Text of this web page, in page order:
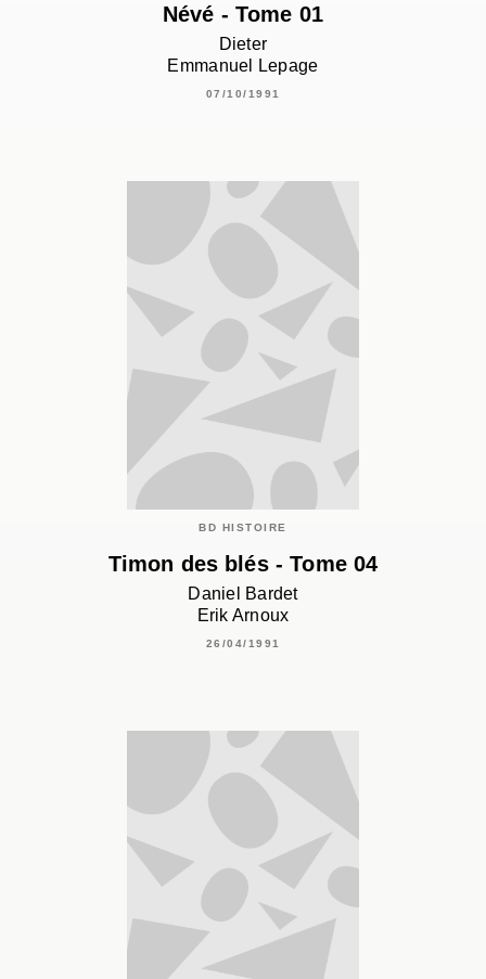
Névé - Tome 01
Dieter
Emmanuel Lepage
07/10/1991
BD HISTOIRE
Timon des blés - Tome 04
Daniel Bardet
Erik Arnoux
26/04/1991